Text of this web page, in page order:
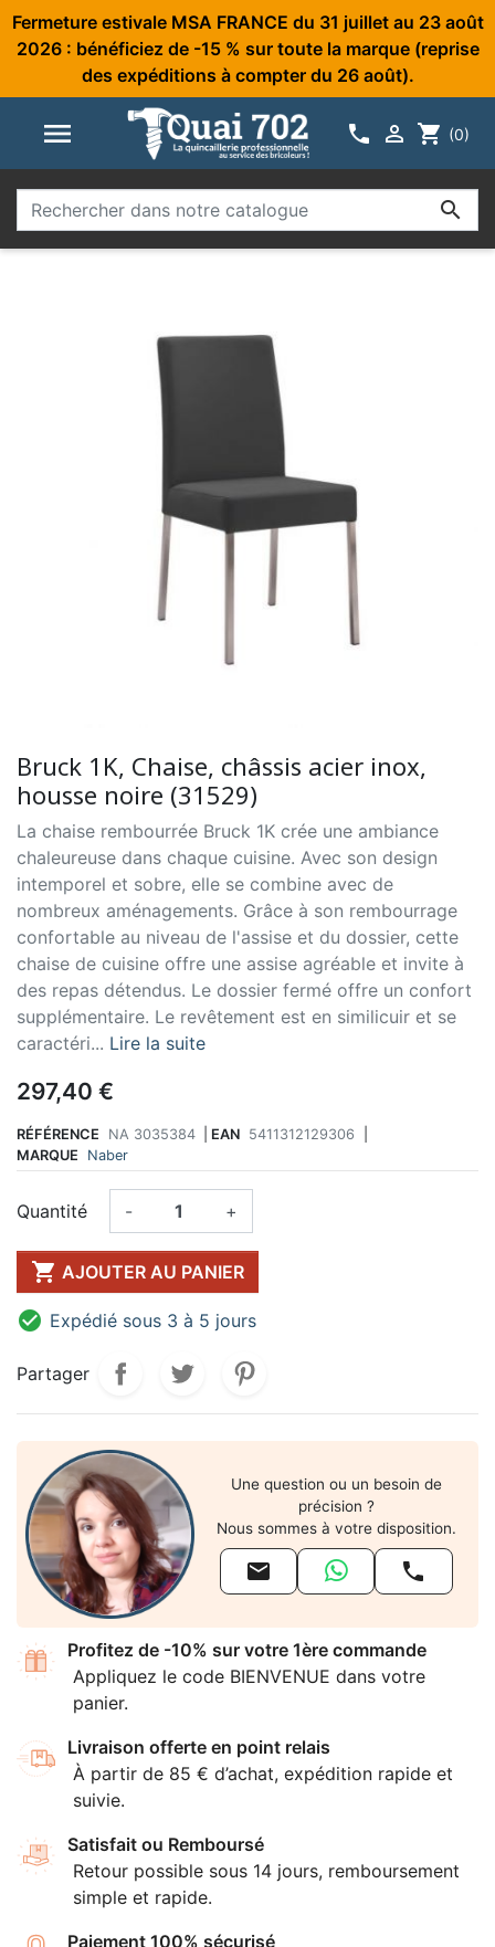
Fermeture estivale MSA FRANCE du 31 juillet au 23 août
2026 : bénéficiez de -15 % sur toute la marque (reprise
des expéditions à compter du 26 août).
   shopping_cart (0)

Bruck 1K, Chaise, châssis acier inox,
housse noire (31529)
La chaise rembourrée Bruck 1K crée une ambiance
chaleureuse dans chaque cuisine. Avec son design
intemporel et sobre, elle se combine avec de
nombreux aménagements. Grâce à son rembourrage
confortable au niveau de l'assise et du dossier, cette
chaise de cuisine offre une assise agréable et invite à
des repas détendus. Le dossier fermé offre un confort
supplémentaire. Le revêtement est en similicuir et se
caractéri... Lire la suite
297,40 €
RÉFÉRENCE NA 3035384 EAN 5411312129306
MARQUE
Naber
Quantité - +
 AJOUTER AU PANIER
 Expédié sous 3 à 5 jours
Partager
Une question ou un besoin de
précision ?
Nous sommes à votre disposition.
 
Profitez de -10% sur votre 1ère commande
Appliquez le code BIENVENUE dans votre
panier.
Livraison offerte en point relais
À partir de 85 € d’achat, expédition rapide et
suivie.
Satisfait ou Remboursé
Retour possible sous 14 jours, remboursement
simple et rapide.
Paiement 100% sécurisé